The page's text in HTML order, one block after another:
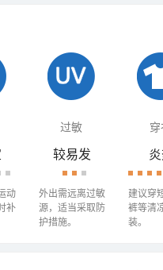
过敏 穿
动
补
较易发
外出需远离过敏
源，适当采取防
护措施。
建议穿
裤等清
装。